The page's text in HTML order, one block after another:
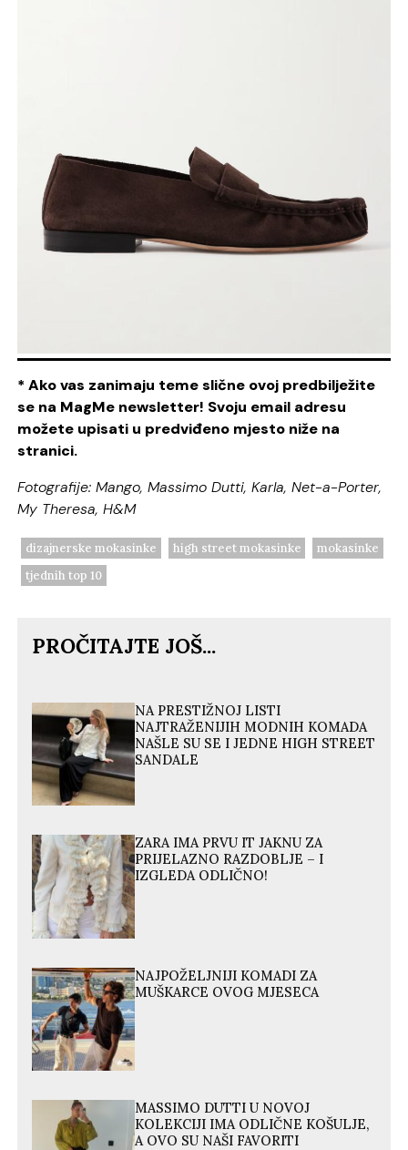
* Ako vas zanimaju teme slične ovoj predbilježite
se na MagMe newsletter! Svoju email adresu
možete upisati u predviđeno mjesto niže na
stranici.
Fotografije: Mango, Massimo Dutti, Karla, Net-a-Porter,
My Theresa, H&M
dizajnerske mokasinke high street mokasinke
mokasinke
tjednih top 10
PROČITAJTE JOŠ...
NA PRESTIŽNOJ LISTI
NAJTRAŽENIJIH MODNIH KOMADA
NAŠLE SU SE I JEDNE HIGH STREET
SANDALE
ZARA IMA PRVU IT JAKNU ZA
PRIJELAZNO RAZDOBLJE – I
IZGLEDA ODLIČNO!
NAJPOŽELJNIJI KOMADI ZA
MUŠKARCE OVOG MJESECA
MASSIMO DUTTI U NOVOJ
KOLEKCIJI IMA ODLIČNE KOŠULJE,
A OVO SU NAŠI FAVORITI